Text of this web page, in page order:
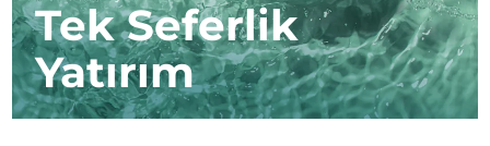
Tek Seferlik
Yatırım